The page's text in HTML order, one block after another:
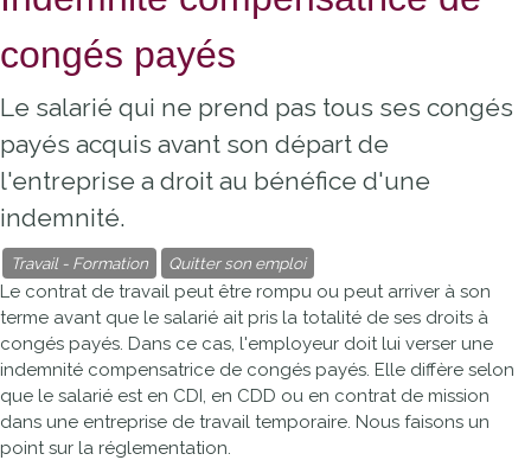
congés payés
Le salarié qui ne prend pas tous ses congés
payés acquis avant son départ de
l'entreprise a droit au bénéfice d'une
indemnité.
Travail - Formation Quitter son emploi
Le contrat de travail peut être rompu ou peut arriver à son
terme avant que le salarié ait pris la totalité de ses droits à
congés payés. Dans ce cas, l'employeur doit lui verser une
indemnité compensatrice de congés payés. Elle diffère selon
que le salarié est en CDI, en CDD ou en contrat de mission
dans une entreprise de travail temporaire. Nous faisons un
point sur la réglementation.